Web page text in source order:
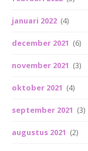
januari 2022 (4)
december 2021 (6)
november 2021 (3)
oktober 2021 (4)
september 2021 (3)
augustus 2021 (2)